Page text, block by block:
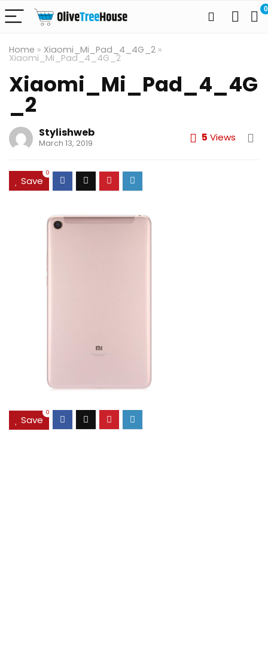
0
Home » Xiaomi_Mi_Pad_4_4G_2 »
Xiaomi_Mi_Pad_4_4G_2
Xiaomi_Mi_Pad_4_4G
_2
Stylishweb
March 13, 2019 5 Views
Save
0
Save
0